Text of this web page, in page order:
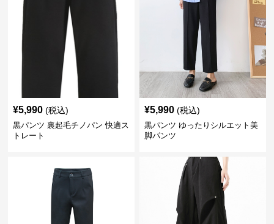
¥5,990 (税込)
黒パンツ 裏起毛チノパン 快適ス
トレート
¥5,990 (税込)
黒パンツ ゆったりシルエット美
脚パンツ